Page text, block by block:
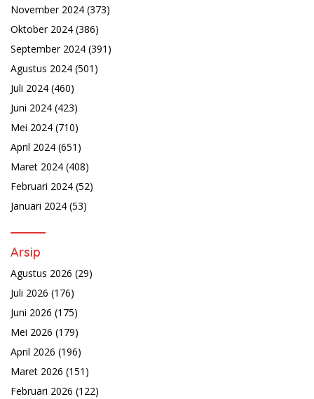
November 2024 (373)
Oktober 2024 (386)
September 2024 (391)
Agustus 2024 (501)
Juli 2024 (460)
Juni 2024 (423)
Mei 2024 (710)
April 2024 (651)
Maret 2024 (408)
Februari 2024 (52)
Januari 2024 (53)
Arsip
Agustus 2026 (29)
Juli 2026 (176)
Juni 2026 (175)
Mei 2026 (179)
April 2026 (196)
Maret 2026 (151)
Februari 2026 (122)